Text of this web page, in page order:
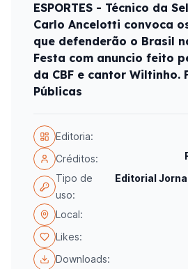
ESPORTES - Técnico da
Carlo Ancelotti convoca
que defenderão o Brasil
Festa com anuncio feito
da CBF e cantor Wiltinho.
Públicas
Editoria:
Créditos:
Tipo de
uso:
Editorial
Local:
Likes:
Downloads: